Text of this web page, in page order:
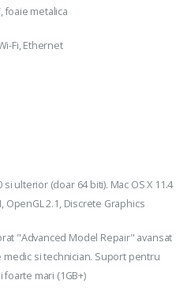
foaie metalica
Fi, Ethernet
ulterior (doar 64 biti). Mac OS X 11.4
OpenGL 2.1, Discrete Graphics
"Advanced Model Repair" avansat
si technician. Suport pentru
mari (1GB+)